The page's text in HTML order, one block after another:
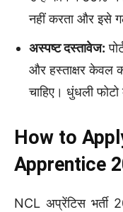
नहीं करता और इसे
अस्पष्ट दस्तावेज:
और हस्ताक्षर केवल
चाहिए। धुंधली
How to
Apprentice
NCL अप्रेंटिस